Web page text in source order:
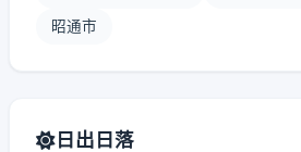
昭通市
日出日落